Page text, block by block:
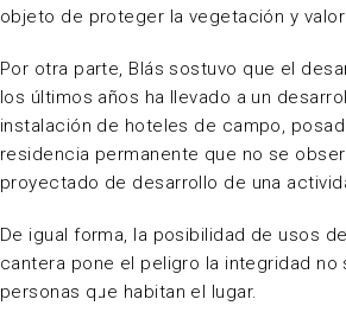
objeto de proteger la vegetación y
Por otra parte, Blás sostuvo que el
los últimos años ha llevado a un
instalación de hoteles de campo,
residencia permanente que no se
proyectado de desarrollo de una
De igual forma, la posibilidad de usos
cantera pone el peligro la integridad
personas que habitan el lugar.